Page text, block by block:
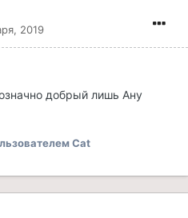
2019
добрый лишь Ану
Cat